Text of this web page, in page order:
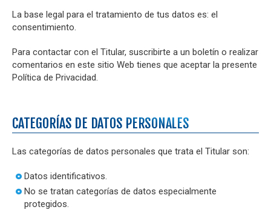
La base legal para el tratamiento de tus datos es: el
consentimiento.
Para contactar con el Titular, suscribirte a un boletín o realizar
comentarios en este sitio Web tienes que aceptar la presente
Política de Privacidad.
CATEGORÍAS DE DATOS PERSONALES
Las categorías de datos personales que trata el Titular son:
Datos identificativos.
No se tratan categorías de datos especialmente
protegidos.